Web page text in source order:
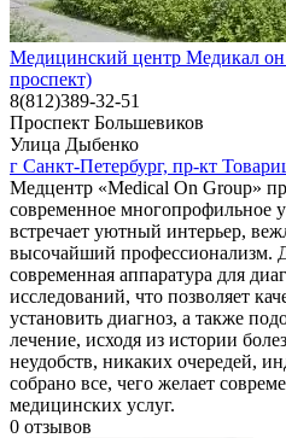
Медицинский центр Медикал
проспект)
8(812)389-32-51
Проспект Большевиков
Улица Дыбенко
г Санкт-Петербург, пр-кт
Медцентр «Medical On Group»
современное многопрофильное
встречает уютный интерьер,
высочайший профессионализм.
современная аппаратура для
исследований, что позволяет
установить диагноз, а также
лечение, исходя из истории
неудобств, никаких очередей,
собрано все, чего желает
медицинских услуг.
0 отзывов